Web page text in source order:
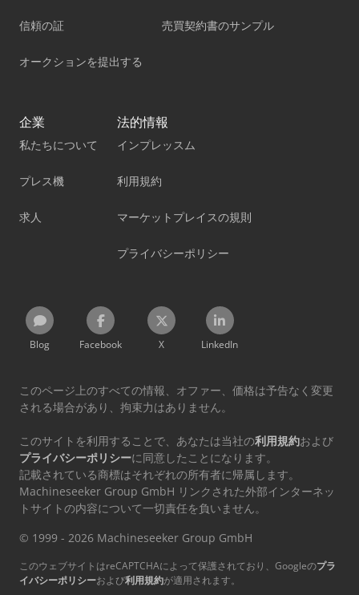
信頼の証
オークションを提出する
売買契約書のサンプル
企業
私たちについて
プレス機
求人
法的情報
インプレッスム
利用規約
マーケットプレイスの規則
プライバシーポリシー
Blog Facebook X LinkedIn
このページ上のすべての情報、オファー、価格は予告なく変更
される場合があり、拘束力はありません。
このサイトを利用することで、あなたは当社の利用規約および
プライバシーポリシーに同意したことになります。
記載されている商標はそれぞれの所有者に帰属します。
Machineseeker Group GmbH リンクされた外部インターネッ
トサイトの内容について一切責任を負いません。
© 1999 - 2026 Machineseeker Group GmbH
このウェブサイトはreCAPTCHAによって保護されており、Googleのプラ
イバシーポリシーおよび利用規約が適用されます。